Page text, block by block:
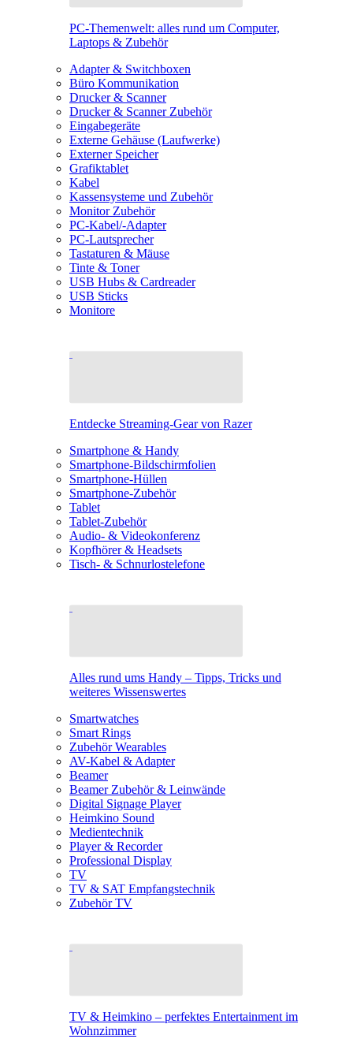
PC-Themenwelt: alles rund um Computer,
Laptops & Zubehör
Adapter & Switchboxen
Büro Kommunikation
Drucker & Scanner
Drucker & Scanner Zubehör
Eingabegeräte
Externe Gehäuse (Laufwerke)
Externer Speicher
Grafiktablet
Kabel
Kassensysteme und Zubehör
Monitor Zubehör
PC-Kabel/-Adapter
PC-Lautsprecher
Tastaturen & Mäuse
Tinte & Toner
USB Hubs & Cardreader
USB Sticks
Monitore
Entdecke Streaming-Gear von Razer
Smartphone & Handy
Smartphone-Bildschirmfolien
Smartphone-Hüllen
Smartphone-Zubehör
Tablet
Tablet-Zubehör
Audio- & Videokonferenz
Kopfhörer & Headsets
Tisch- & Schnurlostelefone
Alles rund ums Handy – Tipps, Tricks und
weiteres Wissenswertes
Smartwatches
Smart Rings
Zubehör Wearables
AV-Kabel & Adapter
Beamer
Beamer Zubehör & Leinwände
Digital Signage Player
Heimkino Sound
Medientechnik
Player & Recorder
Professional Display
TV
TV & SAT Empfangstechnik
Zubehör TV
TV & Heimkino – perfektes Entertainment im
Wohnzimmer